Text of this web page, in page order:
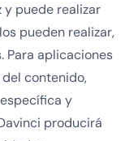
y puede realizar
pueden realizar,
Para aplicaciones
contenido,
y
producirá